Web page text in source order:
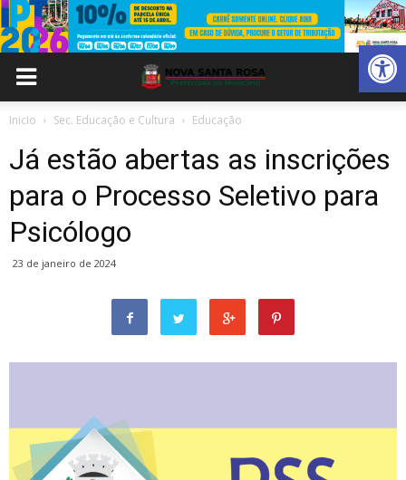
Abrir
Inicio Sec. Educação e Cultura Educação
Já estão abertas as inscrições
para o Processo Seletivo para
Psicólogo
23 de janeiro de 2024